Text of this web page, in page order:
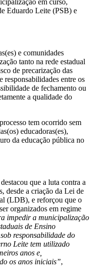
Eduardo Leite (PSB) e
e comunidades
tanto na rede estadual
de precarização das
responsabilidades entre os
de fechamento ou
a qualidade do
tem ocorrido sem
educadoras(es),
da educação pública no
destacou que a luta contra a
desde a criação da Lei de
(LDB), e reforçou que o
organizados em regime
impedir a municipalização
de Ensino
responsabilidade do
Leite tem utilizado
anos e,
os anos iniciais”,